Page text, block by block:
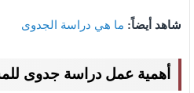
شاهد أيضاً: ما هي دراسة الجدوى
أهمية عمل دراسة جدوى